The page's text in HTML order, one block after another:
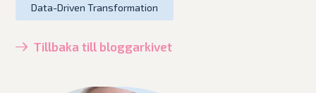
Data-Driven Transformation
Tillbaka till bloggarkivet